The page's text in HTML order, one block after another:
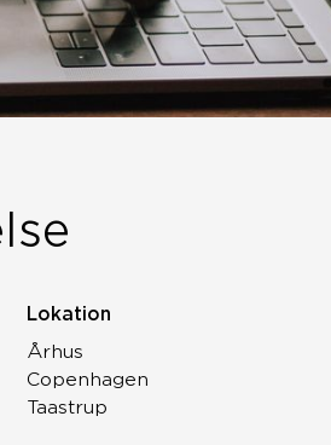
Lokation
Århus
Copenhagen
Taastrup